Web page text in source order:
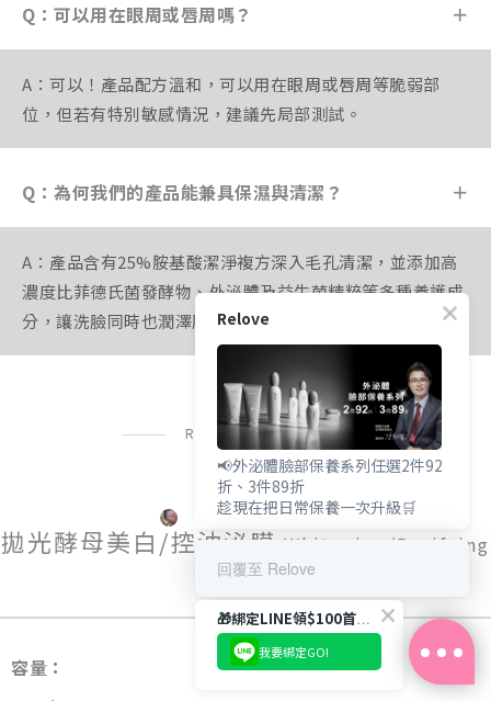
Q：可以用在眼周或唇周嗎？ ＋
A：可以！產品配方溫和，可以用在眼周或唇周等脆弱部
位，但若有特別敏感情況，建議先局部測試。
Q：為何我們的產品能兼具保濕與清潔？ ＋
A：產品含有25%胺基酸潔淨複方深入毛孔清潔，並添加高
濃度比菲德氏菌發酵物、外泌體及益生菌精粹等多種養護成
分，讓洗臉同時也潤澤肌膚，不帶走過多水分。
RELOVE CARE
拋光酵母美白/控油泌膜 Whitening/Purifying
容量：
Relove
📢外泌體臉部保養系列任選2件92
折、3件89折
趁現在把日常保養一次升級🛒
回覆至 Relove
🎁綁定LINE領$100首購金
我要綁定GO!